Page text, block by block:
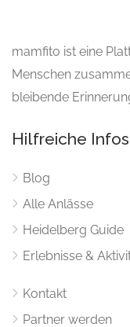
mamfito ist eine
Menschen
bleibende
Hilfreiche Infos
Blog
Alle Anlässe
Heidelberg Guide
Erlebnisse &
Kontakt
Partner werden